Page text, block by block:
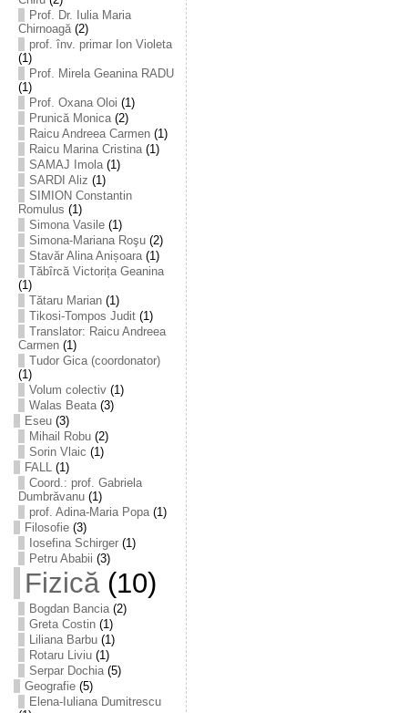
Prof. Dr. Iulia Maria
Chirnoagă(2)
prof. înv. primar Ion Violeta
(1)
Prof. Mirela Geanina RADU
(1)
Prof. Oxana Oloi (1)
Prunică Monica(2)
Raicu Andreea Carmen(1)
Raicu Marina Cristina(1)
SAMAJ Imola(1)
SARDI Aliz (1)
SIMION Constantin
Romulus (1)
Simona Vasile(1)
Simona-Mariana Roşu(2)
Stavăr Alina Anișoara(1)
Tăbîrcă Victorița Geanina
(1)
Tătaru Marian(1)
Tikosi-Tompos Judit(1)
Translator: Raicu Andreea
Carmen(1)
Tudor Gica (coordonator)
(1)
Volum colectiv(1)
Walas Beata(3)
Eseu(3)
Mihail Robu(2)
Sorin Vlaic (1)
FALL(1)
Coord.: prof. Gabriela
Dumbrăvanu(1)
prof. Adina-Maria Popa(1)
Filosofie(3)
Iosefina Schirger(1)
Petru Ababii (3)
Fizică(10)
Bogdan Bancia(2)
Greta Costin(1)
Liliana Barbu(1)
Rotaru Liviu(1)
Serpar Dochia(5)
Geografie(5)
Elena-Iuliana Dumitrescu